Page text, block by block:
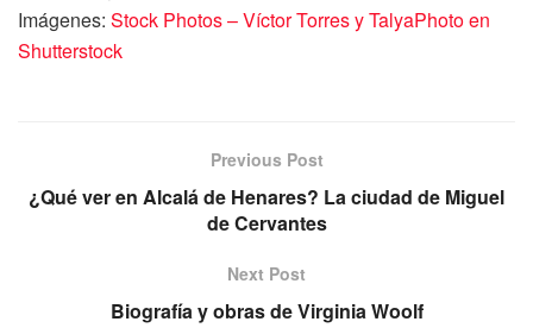
Imágenes: Stock Photos – Víctor Torres y TalyaPhoto en
Shutterstock
Previous Post
¿Qué ver en Alcalá de Henares? La ciudad de Miguel
de Cervantes
Next Post
Biografía y obras de Virginia Woolf